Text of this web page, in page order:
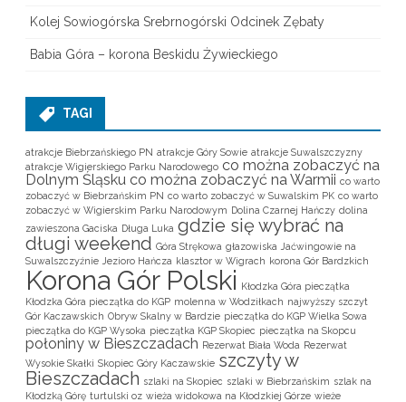
Kolej Sowiogórska Srebrnogórski Odcinek Zębaty
Babia Góra – korona Beskidu Żywieckiego
TAGI
atrakcje Biebrzańskiego PN atrakcje Góry Sowie atrakcje Suwalszczyzny
atrakcje Wigierskiego Parku Narodowego co można zobaczyć na
Dolnym Śląsku co można zobaczyć na Warmii co warto
zobaczyć w Biebrzańskim PN co warto zobaczyć w Suwalskim PK co warto
zobaczyć w Wigierskim Parku Narodowym Dolina Czarnej Hańczy dolina
zawieszona Gaciska Długa Luka gdzie się wybrać na
długi weekend Góra Strękowa głazowiska Jaćwingowie na
Suwalszczyźnie Jezioro Hańcza klasztor w Wigrach korona Gór Bardzkich
Korona Gór Polski Kłodzka Góra pieczątka
Kłodzka Góra pieczątka do KGP molenna w Wodziłkach najwyższy szczyt
Gór Kaczawskich Obryw Skalny w Bardzie pieczątka do KGP Wielka Sowa
pieczątka do KGP Wysoka pieczątka KGP Skopiec pieczątka na Skopcu
połoniny w Bieszczadach Rezerwat Biała Woda Rezerwat
Wysokie Skałki Skopiec Góry Kaczawskie szczyty w
Bieszczadach szlaki na Skopiec szlaki w Biebrzańskim szlak na
Kłodzką Górę turtulski oz wieża widokowa na Kłodzkiej Górze wieże